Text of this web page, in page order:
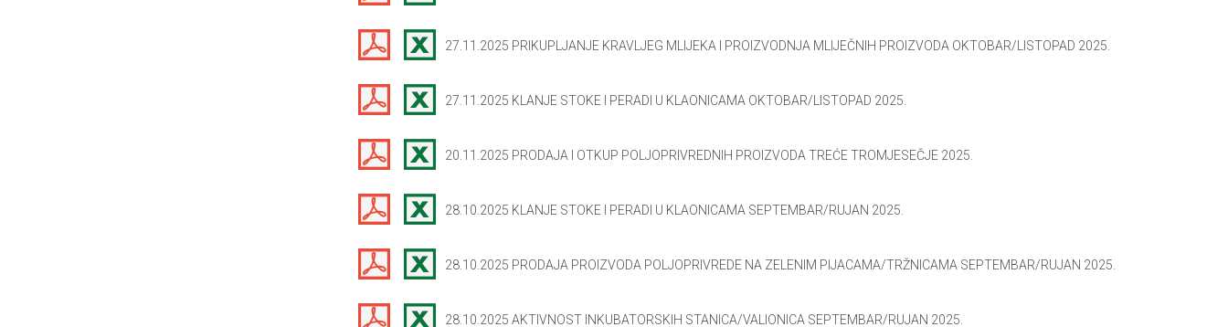
27.11.2025 PRIKUPLJANJE KRAVLJEG MLIJEKA I PROIZVODNJA MLIJEČNIH PROIZVODA OKTOBAR/LISTOPAD 2025.
27.11.2025 KLANJE STOKE I PERADI U KLAONICAMA OKTOBAR/LISTOPAD 2025.
20.11.2025 PRODAJA I OTKUP POLJOPRIVREDNIH PROIZVODA TREĆE TROMJESEČJE 2025.
28.10.2025 KLANJE STOKE I PERADI U KLAONICAMA SEPTEMBAR/RUJAN 2025.
28.10.2025 PRODAJA PROIZVODA POLJOPRIVREDE NA ZELENIM PIJACAMA/TRŽNICAMA SEPTEMBAR/RUJAN 2025.
28.10.2025 AKTIVNOST INKUBATORSKIH STANICA/VALIONICA SEPTEMBAR/RUJAN 2025.